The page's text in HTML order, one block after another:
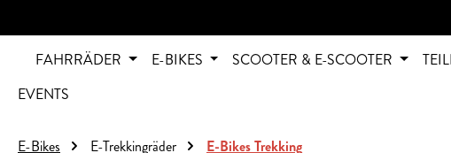
FAHRRÄDER E-BIKES SCOOTER & E-SCOOTER
EVENTS
E-Bikes E-Trekkingräder E-Bikes Trekking